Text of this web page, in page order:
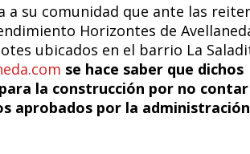
a su comunidad que ante las
Horizontes de
ubicados en el barrio La
se hace saber que dichos
la construcción por no
aprobados por la administración